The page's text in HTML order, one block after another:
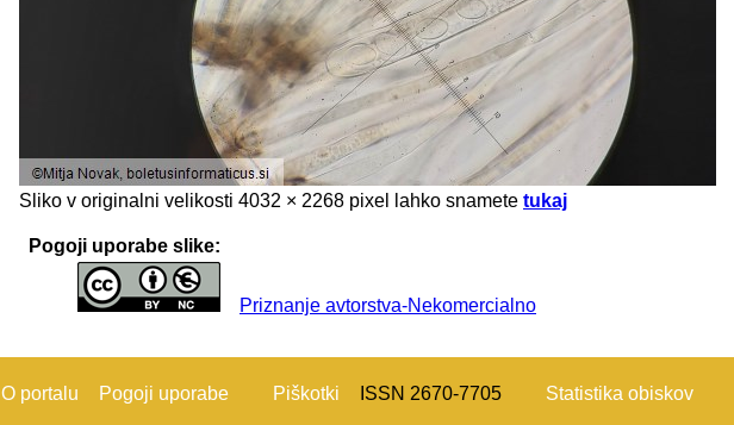
Sliko v originalni velikosti 4032 × 2268 pixel lahko snamete tukaj
Pogoji uporabe slike:
Priznanje avtorstva-Nekomercialno
O portalu Pogoji uporabe Piškotki ISSN 2670-7705 Statistika obiskov